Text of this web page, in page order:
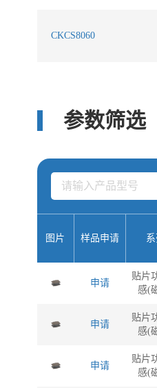
CKCS8060
参数筛选
图片 样品申请 系
申请
贴片
感(
申请
贴片
感(
申请
贴片
感(